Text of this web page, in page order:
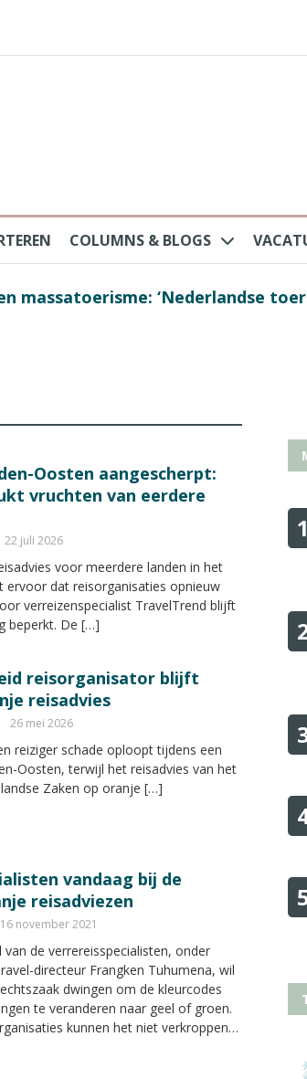
COLUMNS & BLOGS
massatoerisme: ‘Nederlandse
Oosten aangescherpt:
vruchten van eerdere
22 juli 2026
voor meerdere landen in het
ervoor dat reisorganisaties opnieuw
verreizenspecialist TravelTrend blijft
beperkt. De […]
reisorganisator blijft
reisadvies
26 mei 2026
reiziger schade oploopt tijdens een
Oosten, terwijl het reisadvies van het
Zaken op oranje […]
vandaag bij de
reisadviezen
16 november 2021
van de verrereisspecialisten, onder
directeur Frangken Tuhumena, wil
dwingen om de kleurcodes
te veranderen naar geel of groen.
kunnen het niet verkroppen
1